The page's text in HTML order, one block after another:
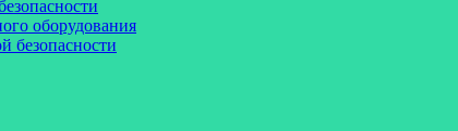
оборудования
безопасности